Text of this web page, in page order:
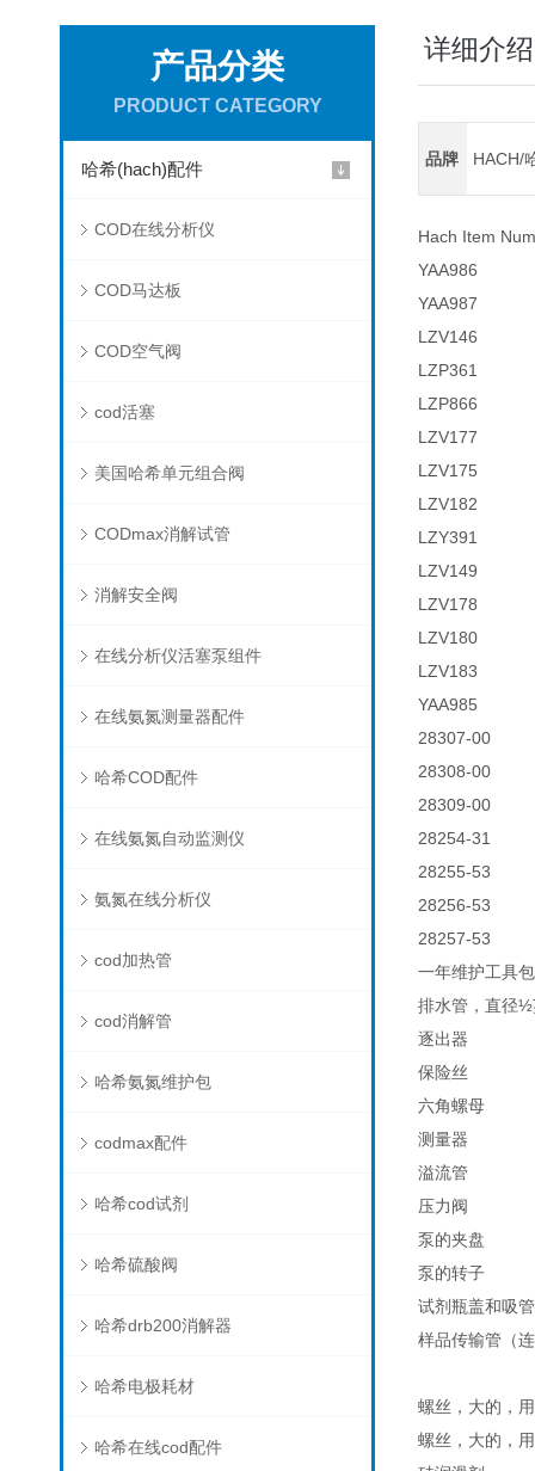
产品分类
PRODUCT CATEGORY
哈希(hach)配件
COD在线分析仪
COD马达板
COD空气阀
cod活塞
美国哈希单元组合阀
CODmax消解试管
消解安全阀
在线分析仪活塞泵组件
在线氨氮测量器配件
哈希COD配件
在线氨氮自动监测仪
氨氮在线分析仪
cod加热管
cod消解管
哈希氨氮维护包
codmax配件
哈希cod试剂
哈希硫酸阀
哈希drb200消解器
哈希电极耗材
哈希在线cod配件
详细介绍
品牌 HACH/
Hach Item
YAA986
YAA987
LZV146
LZP361
LZP866
LZV177
LZV175
LZV182
LZY391
LZV149
LZV178
LZV180
LZV183
YAA985
28307-00
28308-00
28309-00
28254-31
28255-53
28256-53
28257-53
一年维护工具包
排水管，直径
逐出器
保险丝
六角螺母
测量器
溢流管
压力阀
泵的夹盘
泵的转子
试剂瓶盖和吸管
样品传输管（
螺丝，大的，
螺丝，大的，